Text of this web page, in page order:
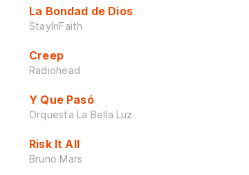
La Bondad de Dios
StayInFaith
Creep
Radiohead
Y Que Pasó
Orquesta La Bella Luz
Risk It All
Bruno Mars